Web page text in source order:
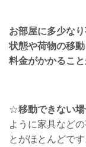
お部屋に多少な
状態や荷物の移
料金がかかること
☆移動できない場
ように家具など
とがほとんどです